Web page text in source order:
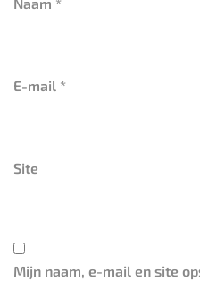
E-mail *
Site
Mijn naam, e-mail en site